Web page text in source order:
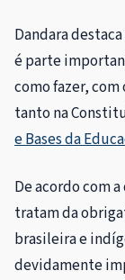
Dandara
é parte
como fazer,
tanto na
e Bases da
De acordo com
tratam da
brasileira e
devidamente